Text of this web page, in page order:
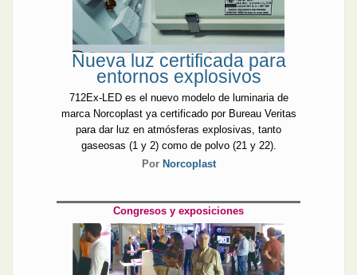
Nueva luz certificada para
entornos explosivos
712Ex-LED es el nuevo modelo de luminaria de
marca Norcoplast ya certificado por Bureau Veritas
para dar luz en atmósferas explosivas, tanto
gaseosas (1 y 2) como de polvo (21 y 22).
Por Norcoplast
Congresos y exposiciones